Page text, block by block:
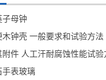
子母钟
钟壳 一般要求和试验方法
件 人工汗耐腐蚀性能试验
手表玻璃